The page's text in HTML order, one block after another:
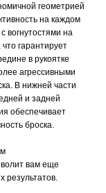
геометрией
на каждом
вогнутостями на
гарантирует
в рукоятке
агрессивными
В нижней части
и задней
обеспечивает
броска.
вам еще
результатов.